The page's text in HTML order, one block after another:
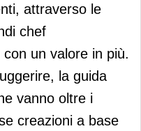
attraverso le
chef
con un valore in più.
la guida
vanno oltre i
creazioni a base